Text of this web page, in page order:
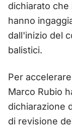
dichiarato
hanno
dall'inizio del
balistici.
Per
Marco Rubio
dichiarazione
di revisione